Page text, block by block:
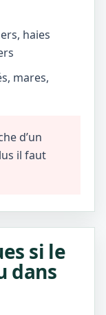
haies
mares,
d’un
il faut
si le
dans